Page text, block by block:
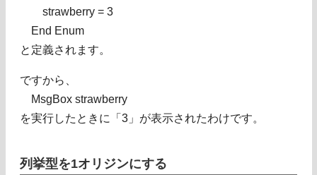
strawberry = 3
End Enum
と定義されます。
ですから、
MsgBox strawberry
を実行したときに「3」が表示されたわけです。
列挙型を1オリジンにする